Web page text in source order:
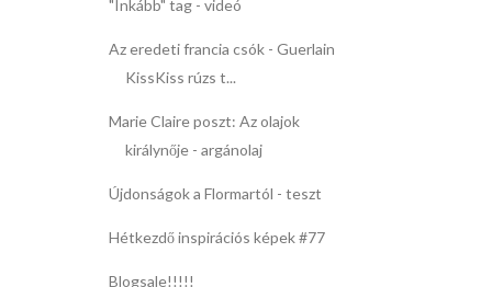
"Inkább" tag - videó
Az eredeti francia csók - Guerlain
KissKiss rúzs t...
Marie Claire poszt: Az olajok
királynője - argánolaj
Újdonságok a Flormartól - teszt
Hétkezdő inspirációs képek #77
Blogsale!!!!!